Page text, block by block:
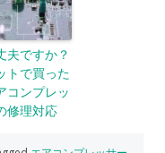
夫ですか？
トで買った
コンプレッ
修理対応